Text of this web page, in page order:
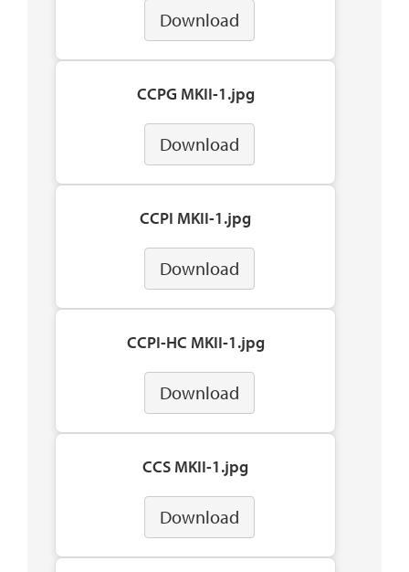
Download
CCPG MKII-1.jpg
Download
CCPI MKII-1.jpg
Download
CCPI-HC MKII-1.jpg
Download
CCS MKII-1.jpg
Download